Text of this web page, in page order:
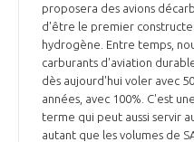
proposera des avions
d'être le premier
hydrogène. Entre temps,
carburants d'aviation
dès aujourd'hui voler avec
années, avec 100%. C'est
terme qui peut aussi servir
autant que les volumes de